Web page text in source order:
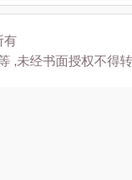
有
,未经书面授权不得